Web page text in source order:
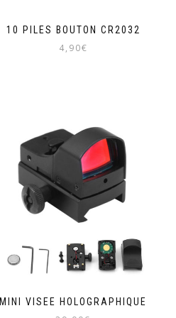
10 PILES BOUTON CR2032
4,90€
MINI VISEE HOLOGRAPHIQUE